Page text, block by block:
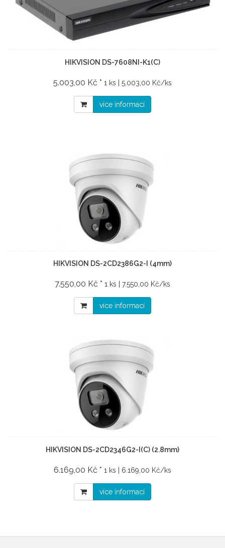
HIKVISION DS-7608NI-K1(C)
5.003,00 Kč * 1 ks | 5.003,00 Kč/ks
více informací
HIKVISION DS-2CD2386G2-I (4mm)
7.550,00 Kč * 1 ks | 7.550,00 Kč/ks
více informací
HIKVISION DS-2CD2346G2-I(C) (2.8mm)
6.169,00 Kč * 1 ks | 6.169,00 Kč/ks
více informací